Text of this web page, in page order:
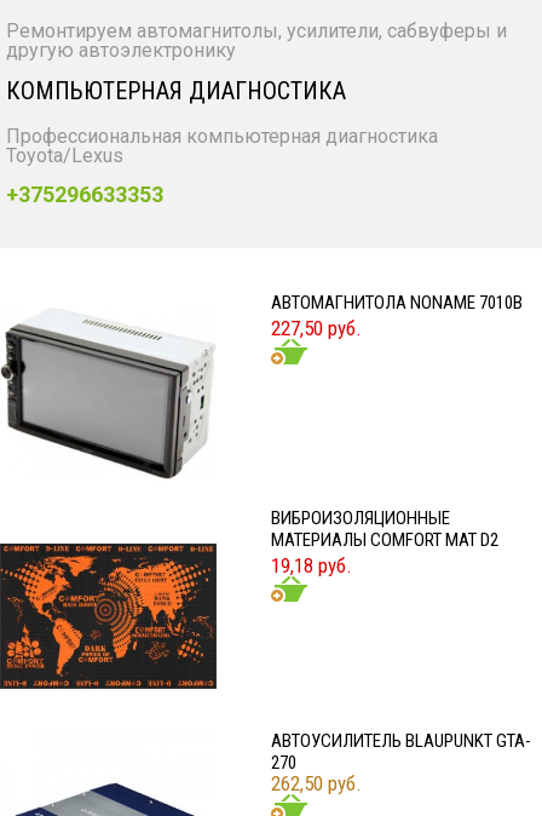
Ремонтируем автомагнитолы, усилители, сабвуферы и
другую автоэлектронику
КОМПЬЮТЕРНАЯ ДИАГНОСТИКА
Профессиональная компьютерная диагностика
Toyota/Lexus
+375296633353
АВТОМАГНИТОЛА NONAME 7010B
227,50 руб.
ВИБРОИЗОЛЯЦИОННЫЕ
МАТЕРИАЛЫ COMFORT MAT D2
19,18 руб.
АВТОУСИЛИТЕЛЬ BLAUPUNKT GTA-
270
262,50 руб.